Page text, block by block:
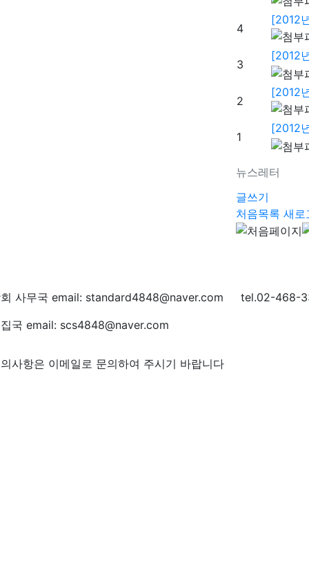
뉴스레터
4
[2012
3
[2012
2
[2012
1
[2012
글쓰기
처음목록 새로
사무국 email: standard4848@naver.com tel.02-468-
국 email: scs4848@naver.com
사항은 이메일로 문의하여 주시기 바랍니다